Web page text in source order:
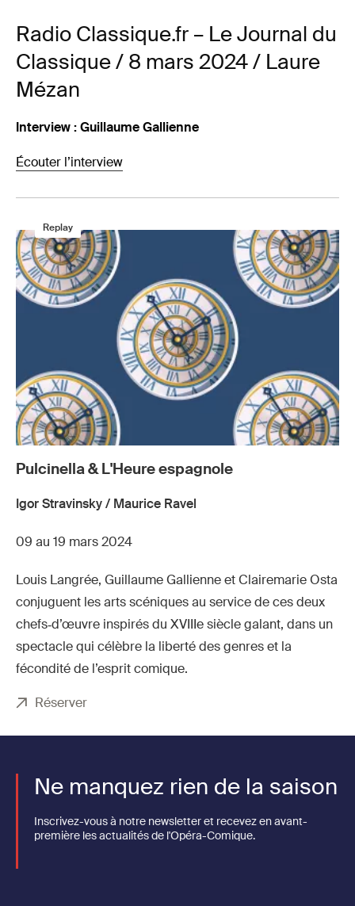
Radio Classique.fr – Le Journal du
Classique / 8 mars 2024 / Laure
Mézan
Interview : Guillaume Gallienne
Écouter l’interview
Pulcinella & L'Heure espagnole
Igor Stravinsky / Maurice Ravel
09 au 19 mars 2024
Louis Langrée, Guillaume Gallienne et Clairemarie Osta
conjuguent les arts scéniques au service de ces deux
chefs‑d’œuvre inspirés du XVIIIe siècle galant, dans un
spectacle qui célèbre la liberté des genres et la
fécondité de l’esprit comique.
Réserver
Replay
Ne manquez rien de la saison
Inscrivez-vous à notre newsletter et recevez en avant-
première les actualités de l'Opéra-Comique.